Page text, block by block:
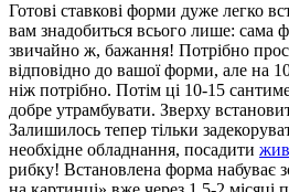
Готові ставкові форми дуже легко
вам знадобиться всього лише: сама
звичайно ж, бажання! Потрібно
відповідно до вашої форми, але на
ніж потрібно. Потім ці 10-15
добре утрамбувати. Зверху
Залишилось тепер тільки
необхідне обладнання, посадити
рибку! Встановлена форма набуває